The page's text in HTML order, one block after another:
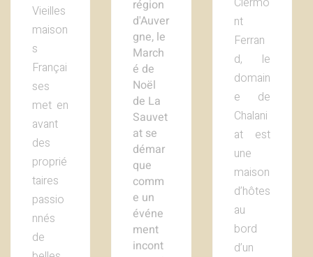
Vieilles
maison
s
Françai
ses
met en
avant
des
proprié
taires
passio
nnés
de
région
d'Auver
gne, le
March
é de
Noël
de La
Sauvet
at se
démar
que
comm
e un
événe
ment
incont
nt
Ferran
d, le
domain
e de
Chalani
at est
une
maison
d’hôtes
au
bord
d’un